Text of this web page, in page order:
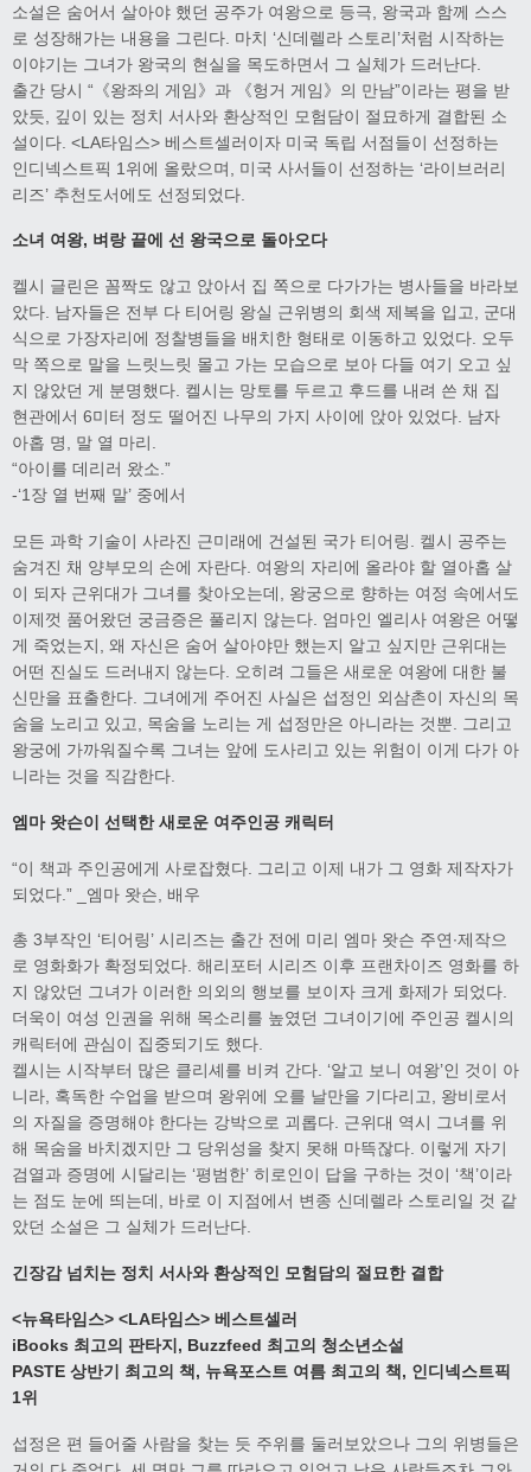
소설은 숨어서 살아야 했던 공주가 여왕으로 등극, 왕국과 함께 스스
로 성장해가는 내용을 그린다. 마치 ‘신데렐라 스토리’처럼 시작하는
이야기는 그녀가 왕국의 현실을 목도하면서 그 실체가 드러난다.
출간 당시 “《왕좌의 게임》과 《헝거 게임》의 만남”이라는 평을 받
았듯, 깊이 있는 정치 서사와 환상적인 모험담이 절묘하게 결합된 소
설이다. <LA타임스> 베스트셀러이자 미국 독립 서점들이 선정하는
인디넥스트픽 1위에 올랐으며, 미국 사서들이 선정하는 ‘라이브러리
리즈’ 추천도서에도 선정되었다.
소녀 여왕, 벼랑 끝에 선 왕국으로 돌아오다
켈시 글린은 꼼짝도 않고 앉아서 집 쪽으로 다가가는 병사들을 바라보
았다. 남자들은 전부 다 티어링 왕실 근위병의 회색 제복을 입고, 군대
식으로 가장자리에 정찰병들을 배치한 형태로 이동하고 있었다. 오두
막 쪽으로 말을 느릿느릿 몰고 가는 모습으로 보아 다들 여기 오고 싶
지 않았던 게 분명했다. 켈시는 망토를 두르고 후드를 내려 쓴 채 집
현관에서 6미터 정도 떨어진 나무의 가지 사이에 앉아 있었다. 남자
아홉 명, 말 열 마리.
“아이를 데리러 왔소.”
-‘1장 열 번째 말’ 중에서
모든 과학 기술이 사라진 근미래에 건설된 국가 티어링. 켈시 공주는
숨겨진 채 양부모의 손에 자란다. 여왕의 자리에 올라야 할 열아홉 살
이 되자 근위대가 그녀를 찾아오는데, 왕궁으로 향하는 여정 속에서도
이제껏 품어왔던 궁금증은 풀리지 않는다. 엄마인 엘리사 여왕은 어떻
게 죽었는지, 왜 자신은 숨어 살아야만 했는지 알고 싶지만 근위대는
어떤 진실도 드러내지 않는다. 오히려 그들은 새로운 여왕에 대한 불
신만을 표출한다. 그녀에게 주어진 사실은 섭정인 외삼촌이 자신의 목
숨을 노리고 있고, 목숨을 노리는 게 섭정만은 아니라는 것뿐. 그리고
왕궁에 가까워질수록 그녀는 앞에 도사리고 있는 위험이 이게 다가 아
니라는 것을 직감한다.
엠마 왓슨이 선택한 새로운 여주인공 캐릭터
“이 책과 주인공에게 사로잡혔다. 그리고 이제 내가 그 영화 제작자가
되었다.” _엠마 왓슨, 배우
총 3부작인 ‘티어링’ 시리즈는 출간 전에 미리 엠마 왓슨 주연·제작으
로 영화화가 확정되었다. 해리포터 시리즈 이후 프랜차이즈 영화를 하
지 않았던 그녀가 이러한 의외의 행보를 보이자 크게 화제가 되었다.
더욱이 여성 인권을 위해 목소리를 높였던 그녀이기에 주인공 켈시의
캐릭터에 관심이 집중되기도 했다.
켈시는 시작부터 많은 클리셰를 비켜 간다. ‘알고 보니 여왕’인 것이 아
니라, 혹독한 수업을 받으며 왕위에 오를 날만을 기다리고, 왕비로서
의 자질을 증명해야 한다는 강박으로 괴롭다. 근위대 역시 그녀를 위
해 목숨을 바치겠지만 그 당위성을 찾지 못해 마뜩잖다. 이렇게 자기
검열과 증명에 시달리는 ‘평범한’ 히로인이 답을 구하는 것이 ‘책’이라
는 점도 눈에 띄는데, 바로 이 지점에서 변종 신데렐라 스토리일 것 같
았던 소설은 그 실체가 드러난다.
긴장감 넘치는 정치 서사와 환상적인 모험담의 절묘한 결합
<뉴욕타임스> <LA타임스> 베스트셀러
iBooks 최고의 판타지 , Buzzfeed 최고의 청소년소설
PASTE 상반기 최고의 책, 뉴욕포스트 여름 최고의 책, 인디넥스트픽
1위
섭정은 편 들어줄 사람을 찾는 듯 주위를 둘러보았으나 그의 위병들은